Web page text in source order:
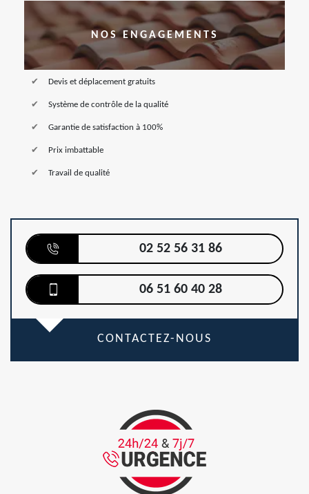
NOS ENGAGEMENTS
Devis et déplacement gratuits
Système de contrôle de la qualité
Garantie de satisfaction à 100%
Prix imbattable
Travail de qualité
02 52 56 31 86
06 51 60 40 28
CONTACTEZ-NOUS